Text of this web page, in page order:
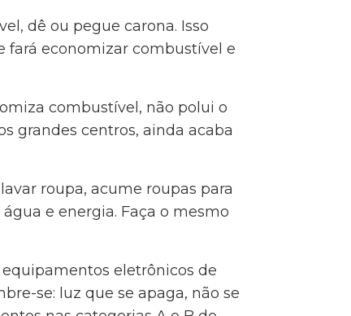
dê ou pegue carona. Isso
fará economizar combustível e
combustível, não polui o
grandes centros, ainda acaba
roupa, acume roupas para
e energia. Faça o mesmo
eletrônicos de
se: luz que se apaga, não se